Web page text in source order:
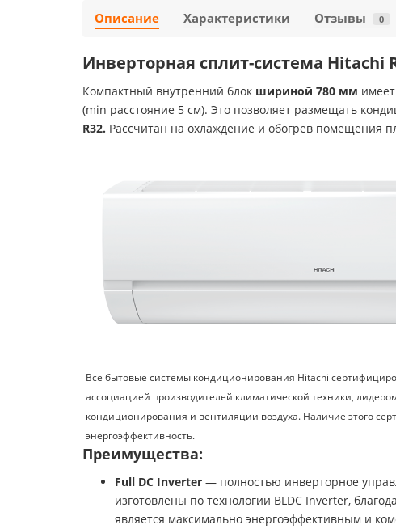
Описание Характеристики Отзывы 0
Инверторная сплит-система Hitachi
Компактный внутренний блок шириной 780 мм
(min расстояние 5 см). Это позволяет размещать
R32. Рассчитан на охлаждение и обогрев помещения
Все бытовые системы кондиционирования Hitachi
ассоциацией производителей климатической техники,
кондиционирования и вентиляции воздуха. Наличие этого
энергоэффективность.
Преимущества:
Full DC Inverter — полностью инверторное
изготовлены по технологии BLDC Inverter,
является максимально энергоэффективным и